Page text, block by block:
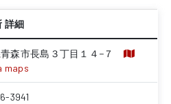
詳細
森市長島３丁目１４−７
maps
3941